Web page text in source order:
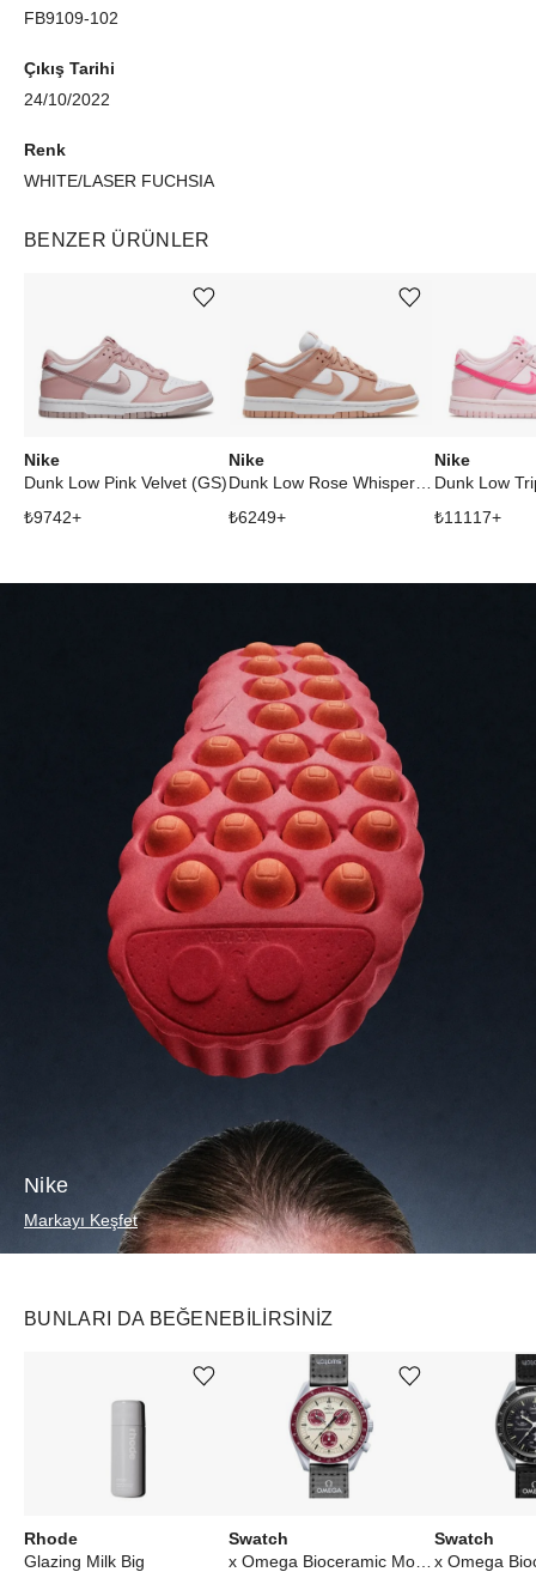
FB9109-102
Çıkış Tarihi
24/10/2022
Renk
WHITE/LASER FUCHSIA
BENZER ÜRÜNLER
Nike
Dunk Low Pink Velvet (GS)
₺9742+
Ürünü istek listesine ekle veya listeden çıkar
Nike
₺6249+
Ürünü istek listesine ekle veya listeden çıkar
Nike
Dunk Low
₺11117+
Nike
Markayı Keşfet
BUNLARI DA BEĞENEBILIRSINIZ
Rhode
Glazing Milk Big
Ürünü istek listesine ekle veya listeden çıkar
Swatch
x Omega Bioceramic Moonswatch Mission to Pluto
Ürünü istek listesine ekle veya listeden çıkar
Swatch